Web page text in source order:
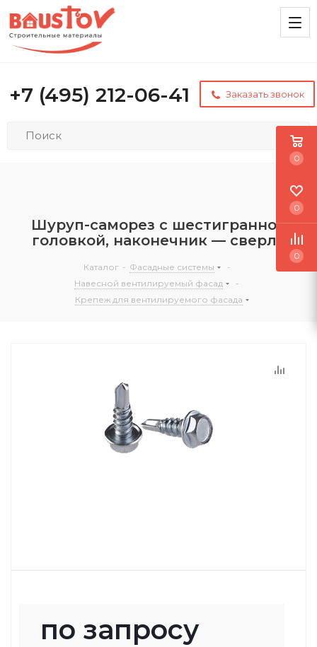
+7 (495) 212-06-41 Заказать звонок
Шуруп-саморез с шестигранной
головкой, наконечник — сверло
Каталог - Фасадные системы
-
Навесной вентилируемый фасад
-
Крепеж для вентилируемого фасада
по запросу
0
0
0